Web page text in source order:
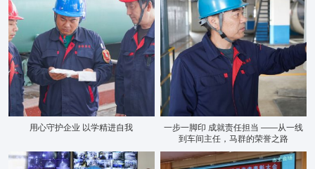
用心守护企业 以学精进自我
一步一脚印 成就责任担当 ——从一线
到车间主任，马群的荣誉之路